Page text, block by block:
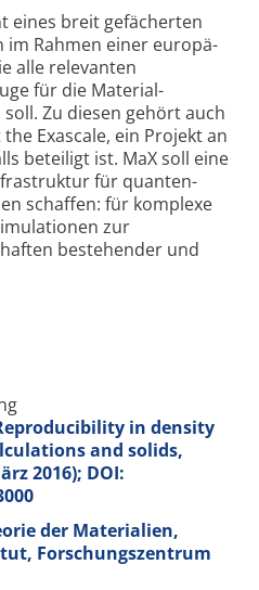
eines breit gefächerten
im Rahmen einer europä­
alle relevanten
für die Material­
Zu diesen gehört auch
Exascale, ein Projekt an
beteiligt ist. MaX soll eine
für quanten­
schaffen: für komplexe
zur
bestehender und
in density
and solids,
2016); DOI:
der Materialien,
Forschungszentrum